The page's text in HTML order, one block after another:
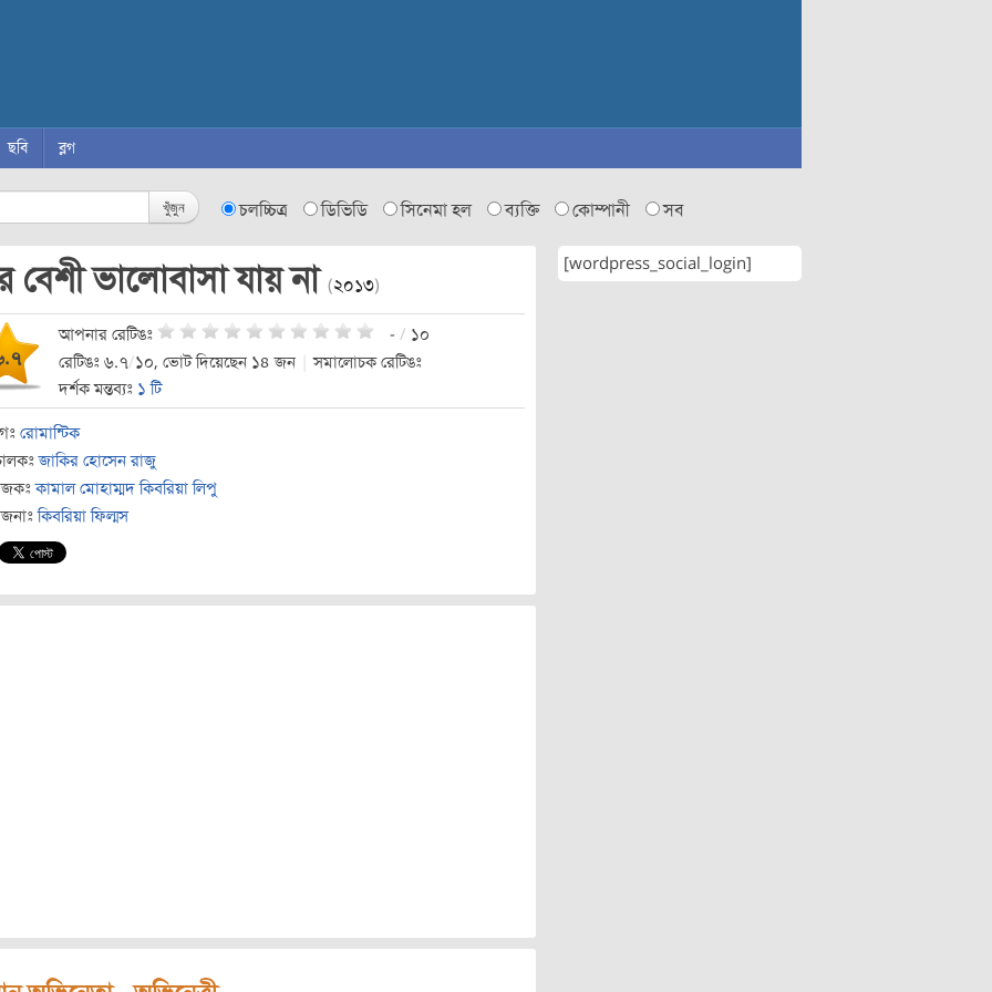
ছবি ব্লগ
খুঁজুন চলচ্চিত্র ডিভিডি সিনেমা হল ব্যক্তি কোম্পানী সব
বেশী ভালোবাসা যায় না (২০১৩)
আপনার রেটিঙঃ - / ১০
রেটিঙঃ ৬.৭/১০, ভোট দিয়েছেন ১৪ জন
সমালোচক রেটিঙঃ
দর্শক মন্তব্যঃ ১ টি
রোমান্টিক
জাকির হোসেন রাজু
কামাল মোহাম্মদ কিবরিয়া লিপু
কিবরিয়া ফিল্মস
[wordpress_social_login]